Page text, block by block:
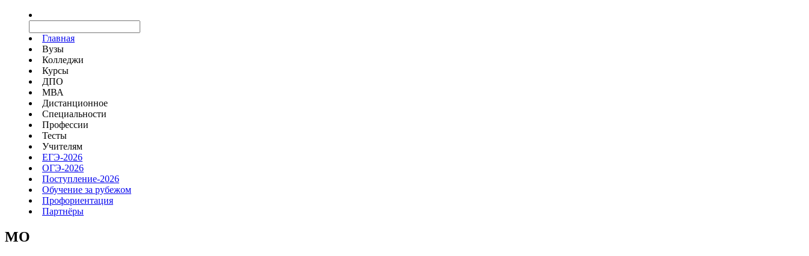
Главная
Вузы
Колледжи
Курсы
ДПО
МВА
Дистанционное
Специальности
Профессии
Тесты
Учителям
ЕГЭ-2026
ОГЭ-2026
Поступление-2026
Обучение за рубежом
Профориентация
Партнёры
MO